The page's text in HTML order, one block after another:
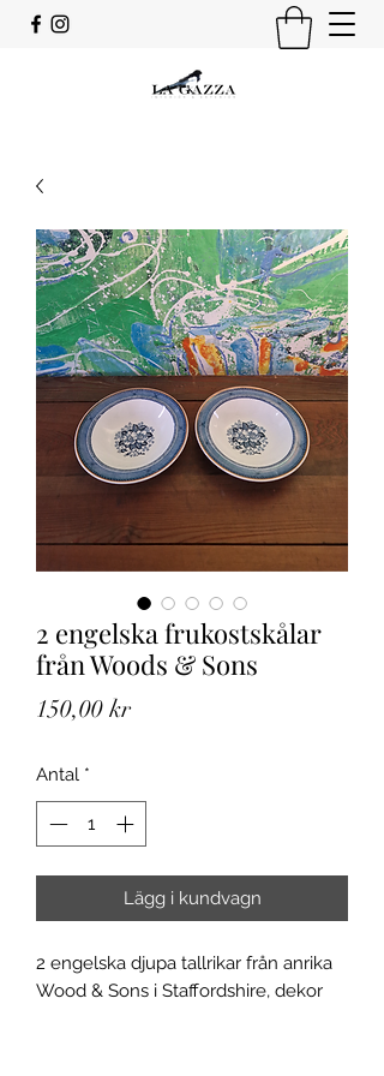
2 engelska frukostskålar
från Woods & Sons
150,00 krPris
Antal *
Lägg i kundvagn
2 engelska djupa tallrikar från anrika
Wood & Sons i Staffordshire, dekor